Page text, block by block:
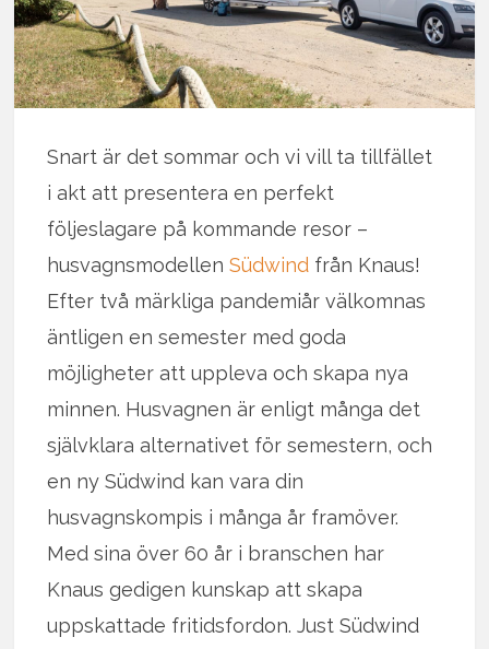
Snart är det sommar och vi vill ta tillfället
i akt att presentera en perfekt
följeslagare på kommande resor –
husvagnsmodellenSüdwind från Knaus!
Efter två märkliga pandemiår välkomnas
äntligen en semester med goda
möjligheter att uppleva och skapa nya
minnen. Husvagnen är enligt många det
självklara alternativet för semestern, och
en ny Südwind kan vara din
husvagnskompis i många år framöver.
Med sina över 60 år i branschen har
Knaus gedigen kunskap att skapa
uppskattade fritidsfordon. Just Südwind